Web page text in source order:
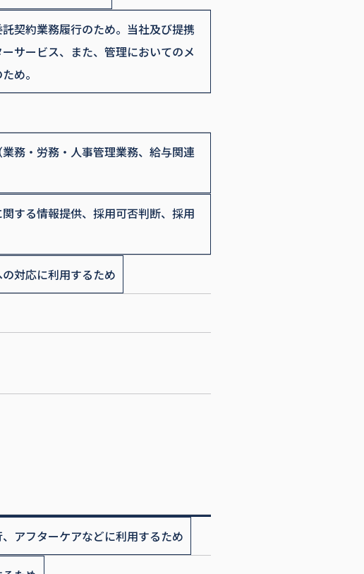
契約業務履行のため。当社及び提携
サービス、また、管理においてのメ
め。
務・労務・人事管理業務、給与関連
する情報提供、採用可否判断、採用
対応に利用するため
アフターケアなどに利用するため